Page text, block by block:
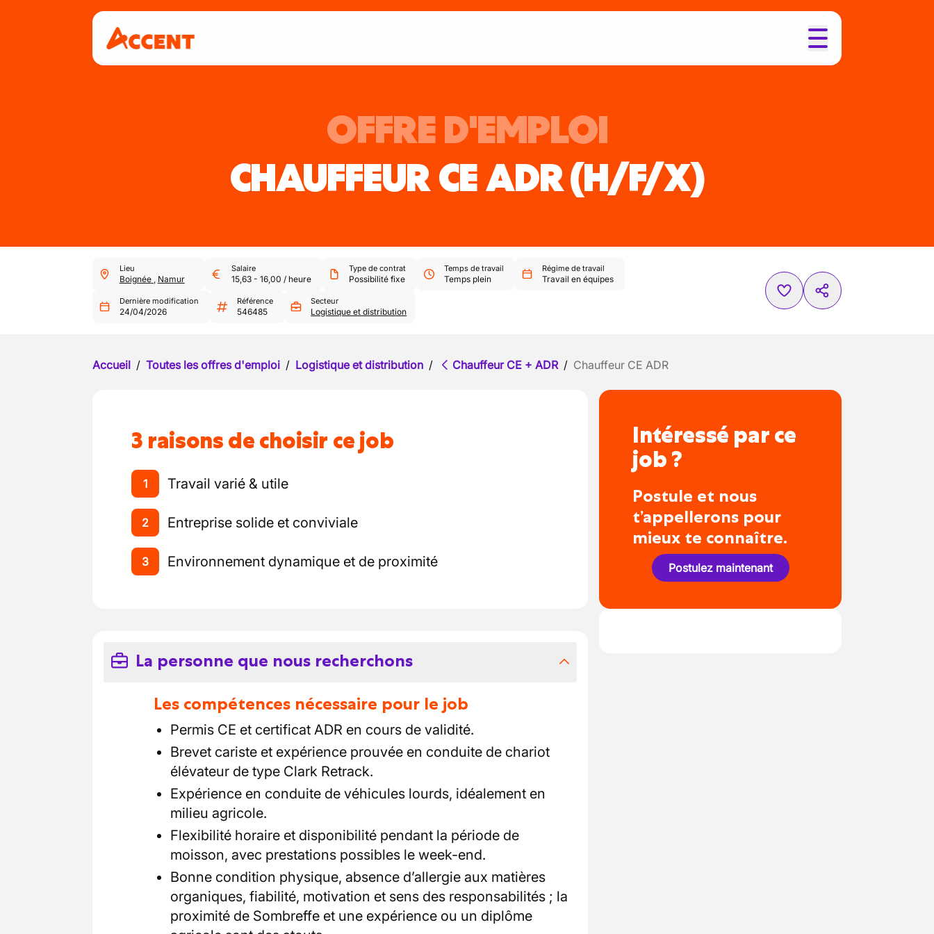
OFFRE D'EMPLOI
CHAUFFEUR CE ADR(H/F/X)
Lieu
Boignée , Namur
Salaire
15,63- 16,00 / heure
Type de contrat
Possibilité fixe
Temps de travail
Temps plein
Régime de travail
Travail en équipes
Dernière modification
24/04/2026
Référence
546485
Secteur
Logistique et distribution
Accueil / Toutes les offres d'emploi / Logistique et distribution / Chauffeur CE + ADR / Chauffeur CE ADR
3 raisons de choisir ce job
1 Travail varié & utile
2 Entreprise solide et conviviale
3 Environnement dynamique et de proximité
La personne que nous recherchons
Les compétences nécessaire pour le job
Permis CE et certificat ADR en cours de validité.
Brevet cariste et expérience prouvée en conduite de chariot
élévateur de type Clark Retrack.
Expérience en conduite de véhicules lourds, idéalement en
milieu agricole.
Flexibilité horaire et disponibilité pendant la période de
moisson, avec prestations possibles le week-end.
Bonne condition physique, absence d’allergie aux matières
organiques, fiabilité, motivation et sens des responsabilités ; la
proximité de Sombreffe et une expérience ou un diplôme
Intéressé par ce
job ?
Postule et nous
t’appellerons pour
mieux te connaître.
Postulez maintenant